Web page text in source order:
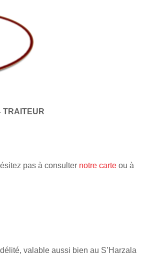
TRAITEUR
pas à consulter notre carte ou à
valable aussi bien au S’Harzala